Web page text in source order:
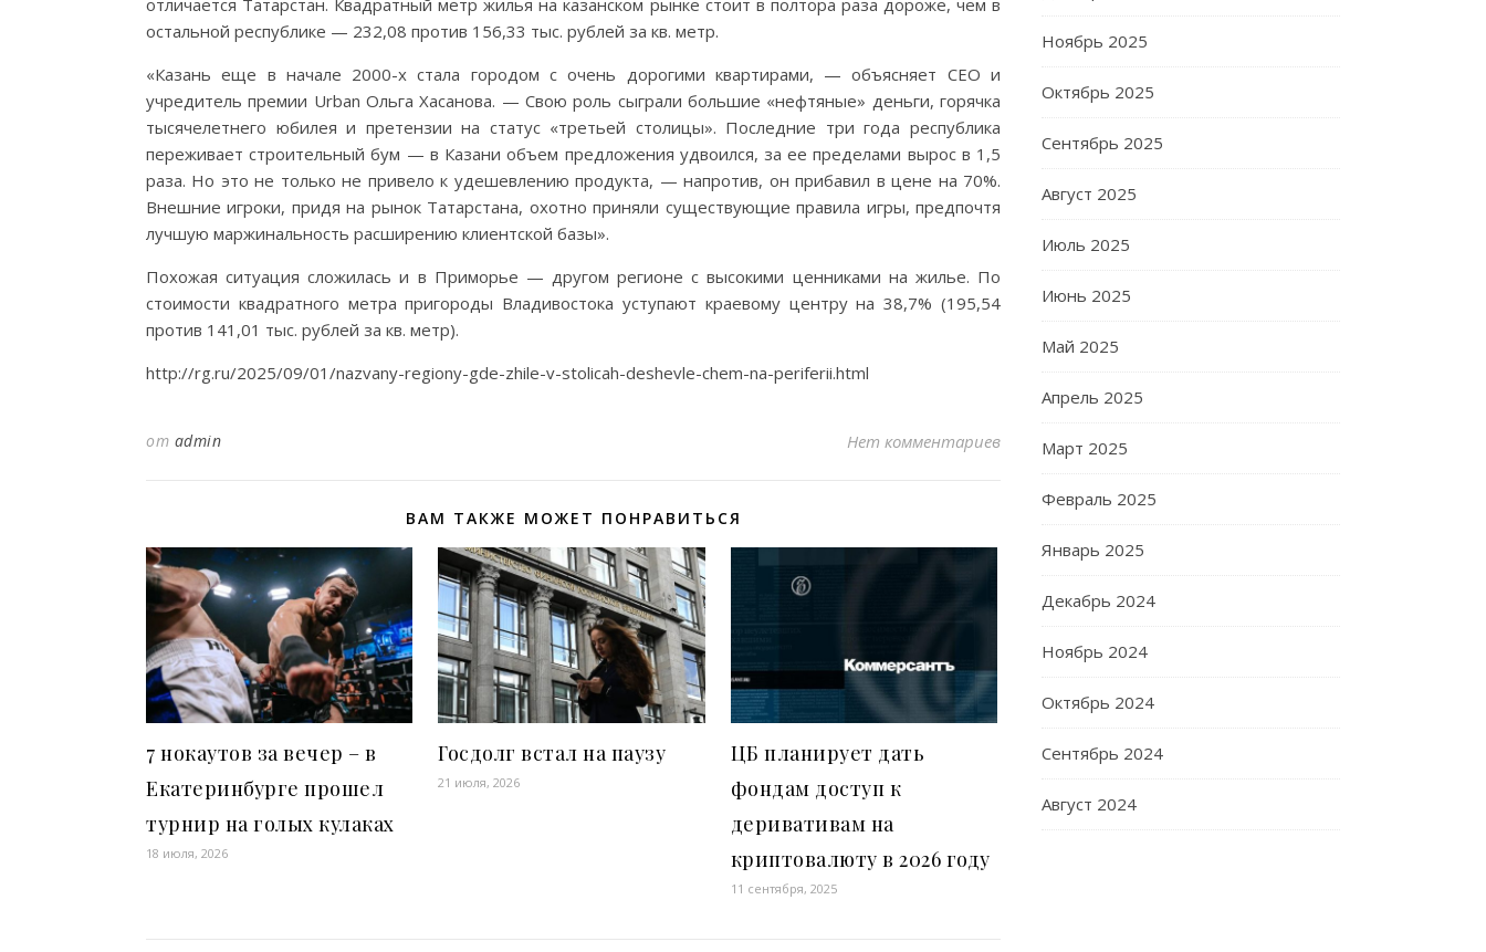
отличается Татарстан. Квадратный метр жилья на казанском рынке стоит в полтора раза дороже, чем в
остальной республике — 232,08 против 156,33 тыс. рублей за кв. метр.
«Казань еще в начале 2000-х стала городом с очень дорогими квартирами, — объясняет CEO и
учредитель премии Urban Ольга Хасанова. — Свою роль сыграли большие «нефтяные» деньги, горячка
тысячелетнего юбилея и претензии на статус «третьей столицы». Последние три года республика
переживает строительный бум — в Казани объем предложения удвоился, за ее пределами вырос в 1,5
раза. Но это не только не привело к удешевлению продукта, — напротив, он прибавил в цене на 70%.
Внешние игроки, придя на рынок Татарстана, охотно приняли существующие правила игры, предпочтя
лучшую маржинальность расширению клиентской базы».
Похожая ситуация сложилась и в Приморье — другом регионе с высокими ценниками на жилье. По
стоимости квадратного метра пригороды Владивостока уступают краевому центру на 38,7% (195,54
против 141,01 тыс. рублей за кв. метр).
http://rg.ru/2025/09/01/nazvany-regiony-gde-zhile-v-stolicah-deshevle-chem-na-periferii.html
от admin Нет комментариев
ВАМ ТАКЖЕ МОЖЕТ ПОНРАВИТЬСЯ
7 нокаутов за вечер – в
Екатеринбурге прошел
турнир на голых кулаках
18 июля, 2026
Госдолг встал на паузу
21 июля, 2026
ЦБ планирует дать
фондам доступ к
деривативам на
криптовалюту в 2026 году
11 сентября, 2025
Ноябрь 2025
Октябрь 2025
Сентябрь 2025
Август 2025
Июль 2025
Июнь 2025
Май 2025
Апрель 2025
Март 2025
Февраль 2025
Январь 2025
Декабрь 2024
Ноябрь 2024
Октябрь 2024
Сентябрь 2024
Август 2024